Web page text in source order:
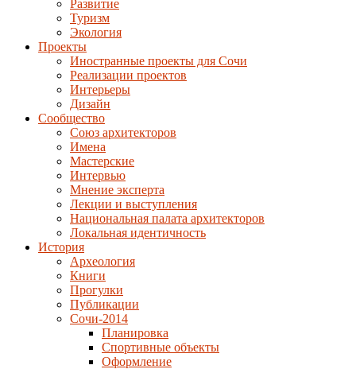
Развитие
Туризм
Экология
Проекты
Иностранные проекты для Сочи
Реализации проектов
Интерьеры
Дизайн
Сообщество
Союз архитекторов
Имена
Мастерские
Интервью
Мнение эксперта
Лекции и выступления
Национальная палата архитекторов
Локальная идентичность
История
Археология
Книги
Прогулки
Публикации
Сочи-2014
Планировка
Спортивные объекты
Оформление